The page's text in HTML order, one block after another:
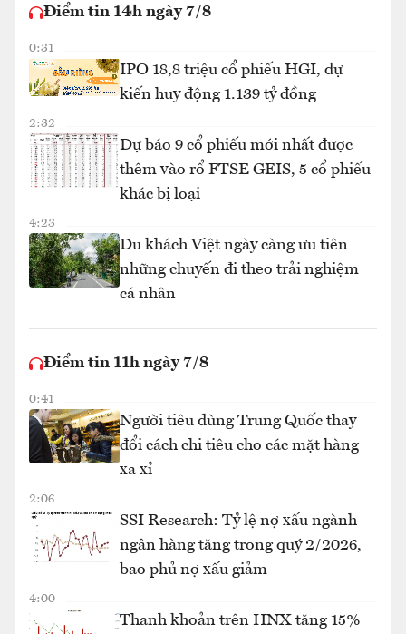
Điểm tin 14h ngày 7/8
0:31
IPO 18,8 triệu cổ phiếu HGI, dự
kiến huy động 1.139 tỷ đồng
2:32
Dự báo 9 cổ phiếu mới nhất được
thêm vào rổ FTSE GEIS, 5 cổ phiếu
khác bị loại
4:23
Du khách Việt ngày càng ưu tiên
những chuyến đi theo trải nghiệm
cá nhân
Điểm tin 11h ngày 7/8
0:41
Người tiêu dùng Trung Quốc thay
đổi cách chi tiêu cho các mặt hàng
xa xỉ
2:06
SSI Research: Tỷ lệ nợ xấu ngành
ngân hàng tăng trong quý 2/2026,
bao phủ nợ xấu giảm
4:00
Thanh khoản trên HNX tăng 15%